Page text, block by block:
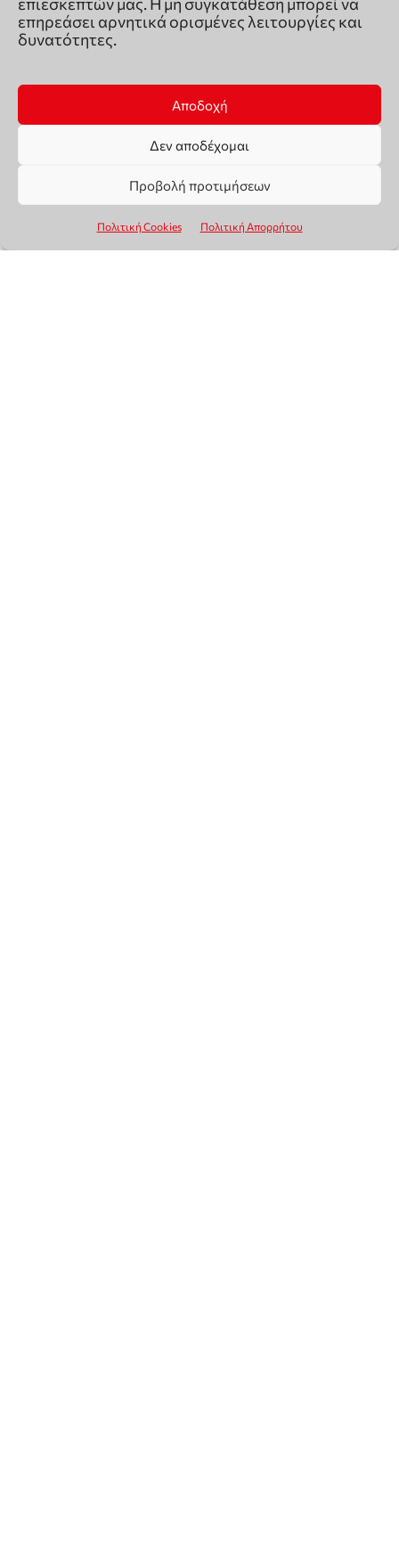
επηρεάσει αρνητικά ορισμένες λειτουργίες και
δυνατότητες.
Αποδοχή
Δεν αποδέχομαι
Προβολή προτιμήσεων
Πολιτική Cookies Πολιτική Απορρήτου